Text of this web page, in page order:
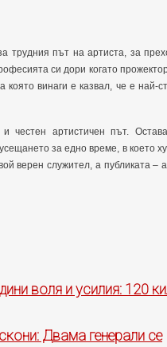
трудния път на артиста, за
си дори когато
винаги е казвал, че е най-
артистичен път.
за едно време, в което
верен служител, а публиката –
воля и усилия: 120
Двама генерали се